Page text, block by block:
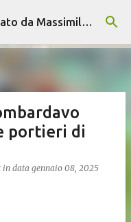
Sport Magazine News ...ideato da Massimiliano Alvino
portieri di
in data gennaio 08, 2025